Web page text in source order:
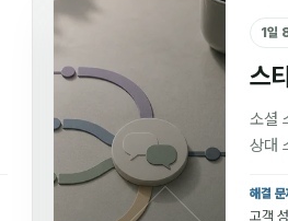
1일
스
소셜
상대
해결 문
고객